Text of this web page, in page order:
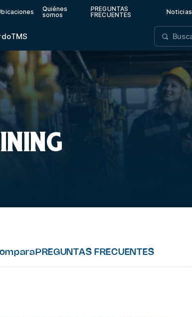
Quiénes
somos
PREGUNTAS
FRECUENTES
Noticias
TMS
PREGUNTAS FRECUENTES